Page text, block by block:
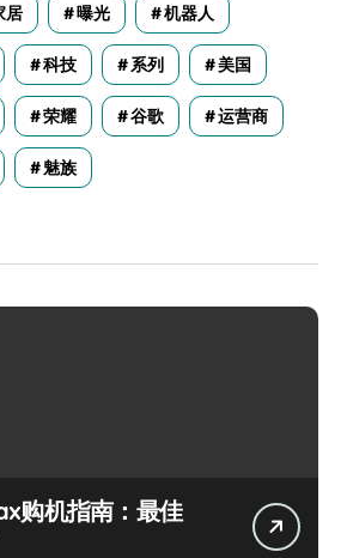
居 曝光 机器人
科技 系列 美国
荣耀 谷歌 运营商
魅族
购机指南：最佳